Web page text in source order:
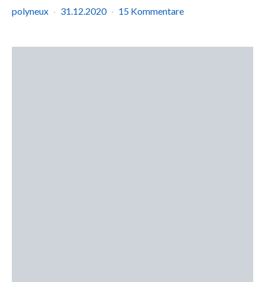
polyneux 31.12.2020 15 Kommentare